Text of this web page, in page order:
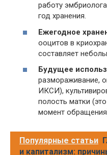
работу
год хранения.
Ежегодное
ооцитов в
составляет
Будущее
размораживание,
ИКСИ),
полость матки
момент
Популярные статьи
и капитализм: